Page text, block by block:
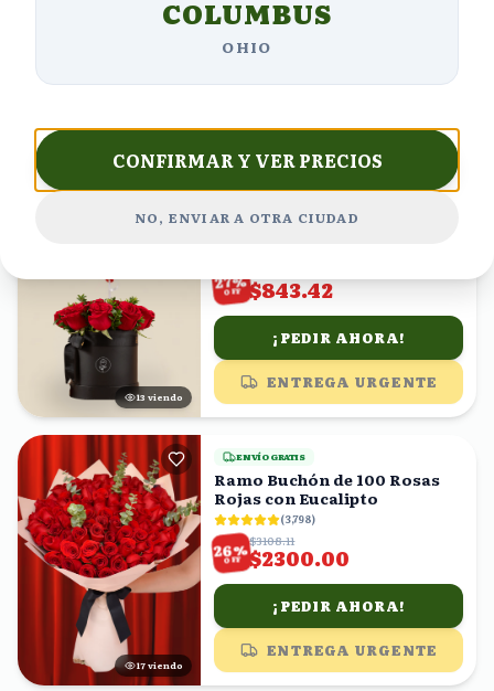
24viendo
33%
OFF
$1132.28
$758.63
13 viendo
ENVÍO GRATIS
Caja de Rosas Rojas con
Globo de Corazón ¡Bonita Me
27%
OFF $843.42
¡PEDIR AHORA!
ENTREGA URGENTE
16 viendo
ENVÍO GRATIS
Ramo Buchón de 100 Rosas
Rojas con Eucalipto
(3,798)
26%
OFF
$3108.11
$2300.00
¡PEDIR AHORA!
ENTREGA URGENTE
COLUMBUS
OHIO
CONFIRMAR Y VER PRECIOS
NO, ENVIAR A OTRA CIUDAD